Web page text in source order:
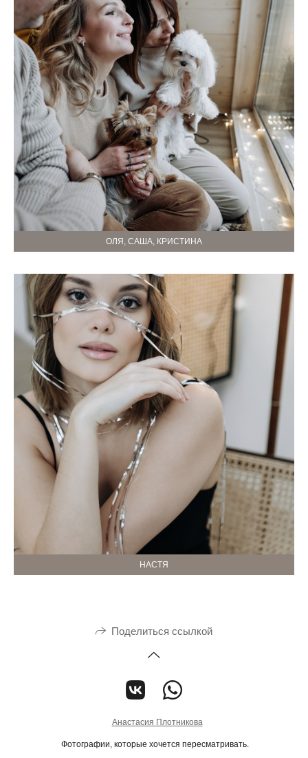
ОЛЯ, САША, КРИСТИНА
НАСТЯ
Поделиться ссылкой
Анастасия Плотникова
Фотографии, которые хочется пересматривать.